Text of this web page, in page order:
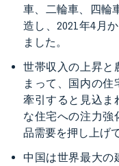
車、二輪車、四輪
造し、2021年4月
ました。
世帯収入の上昇と
まって、国内の住
牽引すると見込ま
な住宅への注力強
品需要を押し上げ
中国は世界最大の